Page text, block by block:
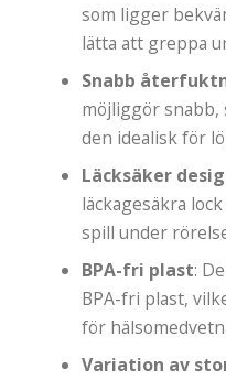
som ligger
lätta att greppa
Snabb
möjliggör
den idealisk för
Läcksäker
läckagesäkra
spill under
BPA-fri plast:
BPA-fri plast,
för
Variation av